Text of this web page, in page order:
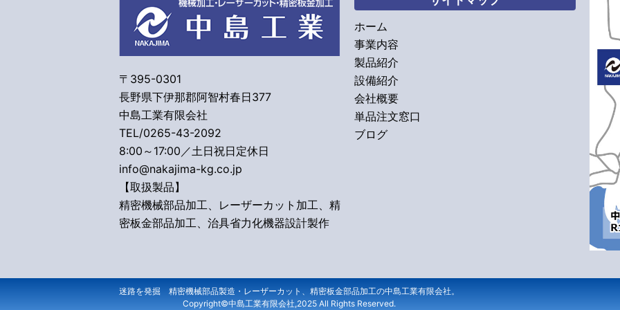
〒395-0301
長野県下伊那郡阿智村春日377
中島工業有限会社
TEL/0265-43-2092
8:00～17:00／土日祝日定休日
info@nakajima-kg.co.jp
【取扱製品】
精密機械部品加工、レーザーカット加工、精
密板金部品加工、治具省力化機器設計製作
ホーム
事業内容
製品紹介
設備紹介
会社概要
単品注文窓口
ブログ
迷路を発掘 精密機械部品製造・レーザーカット、精密板金部品加工の中島工業有限会社。
Copyright©中島工業有限会社,2025 All Rights Reserved.